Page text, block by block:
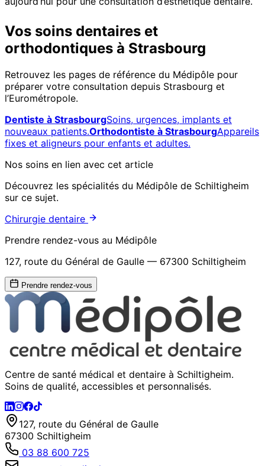
Vos soins dentaires et
orthodontiques à Strasbourg
Retrouvez les pages de référence du Médipôle pour
préparer votre consultation depuis Strasbourg et
l’Eurométropole.
Dentiste à StrasbourgSoins, urgences, implants et
nouveaux patients.Orthodontiste à StrasbourgAppareils
fixes et aligneurs pour enfants et adultes.
Nos soins en lien avec cet article
Découvrez les spécialités du Médipôle de Schiltigheim
sur ce sujet.
Chirurgie dentaire
Prendre rendez-vous au Médipôle
127, route du Général de Gaulle — 67300 Schiltigheim
Prendre rendez-vous
Centre de santé médical et dentaire à Schiltigheim.
Soins de qualité, accessibles et personnalisés.
127, route du Général de Gaulle
67300 Schiltigheim
03 88 600 725